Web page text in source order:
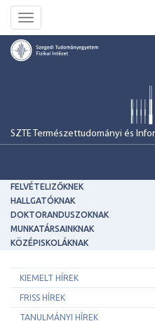
Toggle
navigation
SZTE Természettudományi és
FELVÉTELIZŐKNEK
HALLGATÓKNAK
DOKTORANDUSZOKNAK
MUNKATÁRSAINKNAK
KÖZÉPISKOLÁKNAK
KIEMELT HÍREK
FRISS HÍREK
TANULMÁNYI HÍREK